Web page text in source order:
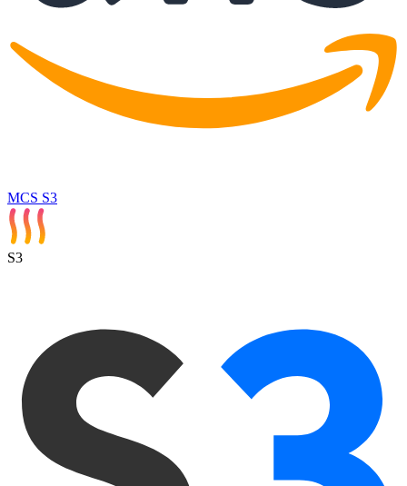
MCS S3
S3